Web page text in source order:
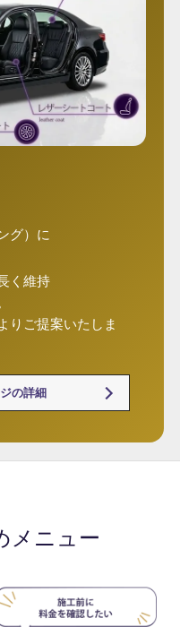
グ）に
く維持
りご提案いたしま
の詳細
メニュー